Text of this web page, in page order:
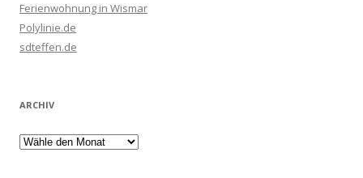
Ferienwohnung in Wismar
Polylinie.de
sdteffen.de
ARCHIV